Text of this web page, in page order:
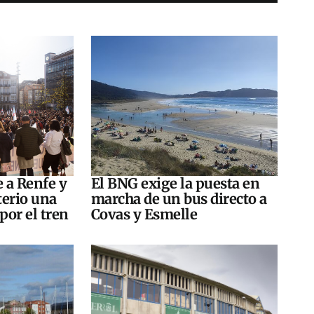
Renfe y
una
el tren
El BNG exige la puesta en
marcha de un bus directo a
Covas y Esmelle